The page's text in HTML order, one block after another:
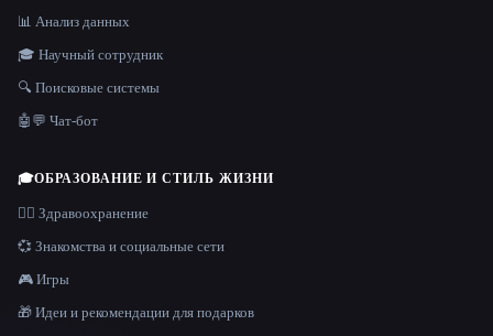
📊 Анализ данных
🎓 Научный сотрудник
🔍 Поисковые системы
🤖💬 Чат-бот
🎓ОБРАЗОВАНИЕ И СТИЛЬ ЖИЗНИ
👩‍⚕️ Здравоохранение
💞 Знакомства и социальные сети
🎮 Игры
🎁 Идеи и рекомендации для подарков